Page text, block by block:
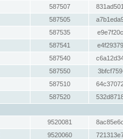
587507
587505
587535
587541
587540
587550
587510
587520
9520081
9520060